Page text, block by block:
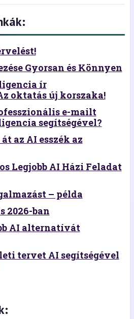
Gyorsan és Könnyen
ír
oktatás új korszaka!
e-mailt
segítségével?
az AI esszék az
Legjobb AI Házi Feladat
– példa
2026-ban
AI alternatívát
tervet AI segítségével